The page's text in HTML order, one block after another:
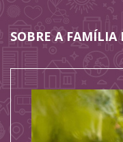
SOBRE A